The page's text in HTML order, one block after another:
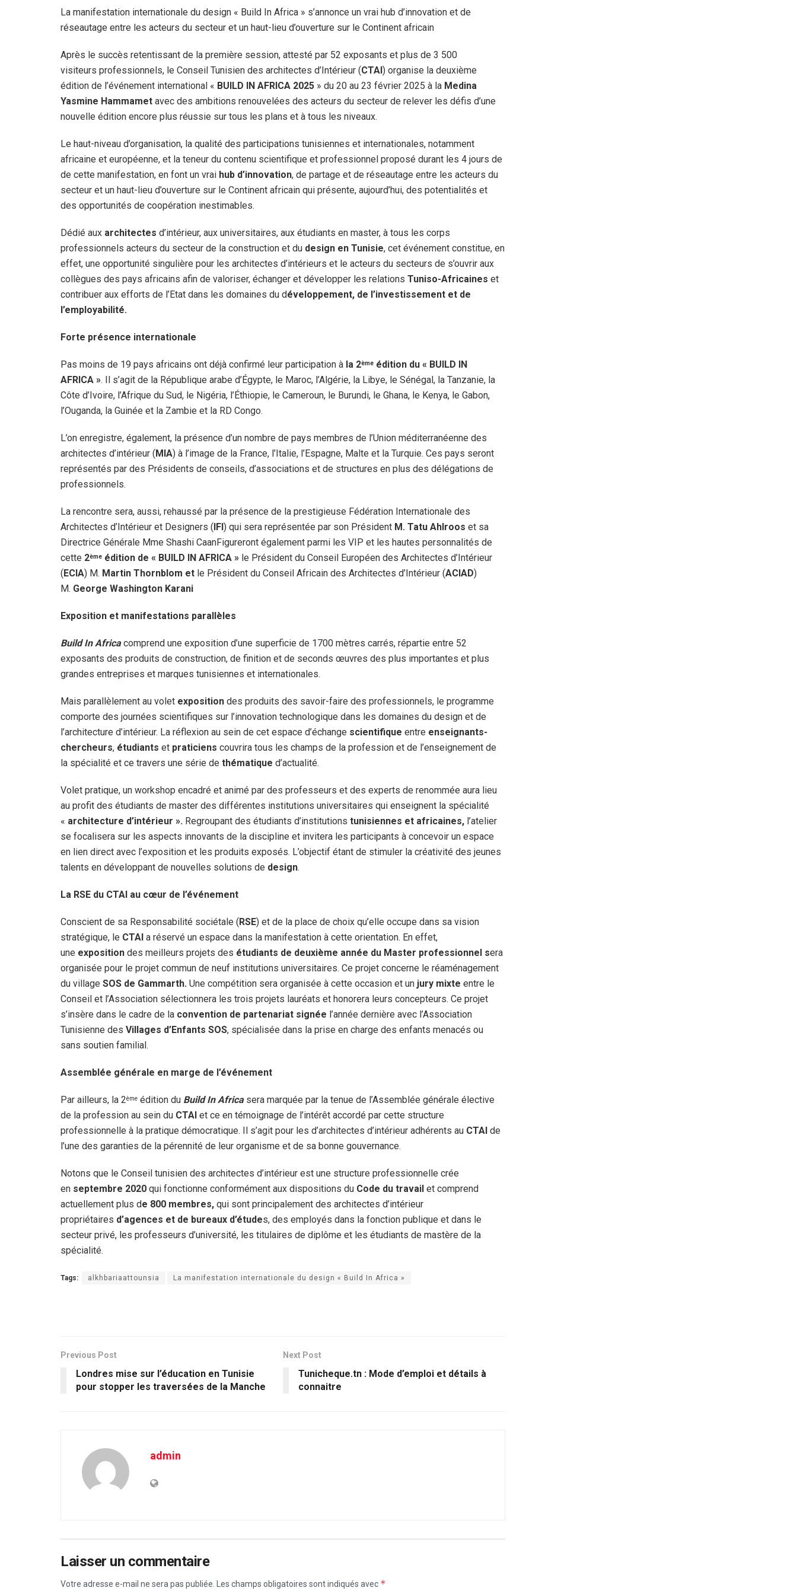
La manifestation internationale du design « Build In Africa » s’annonce un vrai hub d’innovation et de
réseautage entre les acteurs du secteur et un haut-lieu d’ouverture sur le Continent africain
Après le succès retentissant de la première session, attesté par 52 exposants et plus de 3 500
visiteurs professionnels, le Conseil Tunisien des architectes d’Intérieur (CTAI) organise la deuxième
édition de l’événement international « BUILD IN AFRICA 2025 » du 20 au 23 février 2025 à la Medina
Yasmine Hammamet avec des ambitions renouvelées des acteurs du secteur de relever les défis d’une
nouvelle édition encore plus réussie sur tous les plans et à tous les niveaux.
Le haut-niveau d’organisation, la qualité des participations tunisiennes et internationales, notamment
africaine et européenne, et la teneur du contenu scientifique et professionnel proposé durant les 4 jours de
de cette manifestation, en font un vrai hub d’innovation, de partage et de réseautage entre les acteurs du
secteur et un haut-lieu d’ouverture sur le Continent africain qui présente, aujourd’hui, des potentialités et
des opportunités de coopération inestimables.
Dédié aux architectes d’intérieur, aux universitaires, aux étudiants en master, à tous les corps
professionnels acteurs du secteur de la construction et du design en Tunisie, cet événement constitue, en
effet, une opportunité singulière pour les architectes d’intérieurs et le acteurs du secteurs de s’ouvrir aux
collègues des pays africains afin de valoriser, échanger et développer les relations Tuniso-Africaines et
contribuer aux efforts de l’Etat dans les domaines du développement, de l’investissement et de
l’employabilité.
Forte présence internationale
Pas moins de 19 pays africains ont déjà confirmé leur participation à la 2ème édition du « BUILD IN
AFRICA ». Il s’agit de la République arabe d’Égypte, le Maroc, l’Algérie, la Libye, le Sénégal, la Tanzanie, la
Côte d’Ivoire, l’Afrique du Sud, le Nigéria, l’Éthiopie, le Cameroun, le Burundi, le Ghana, le Kenya, le Gabon,
l’Ouganda, la Guinée et la Zambie et la RD Congo.
L’on enregistre, également, la présence d’un nombre de pays membres de l’Union méditerranéenne des
architectes d’intérieur (MIA) à l’image de la France, l’Italie, l’Espagne, Malte et la Turquie. Ces pays seront
représentés par des Présidents de conseils, d’associations et de structures en plus des délégations de
professionnels.
La rencontre sera, aussi, rehaussé par la présence de la prestigieuse Fédération Internationale des
Architectes d’Intérieur et Designers (IFI) qui sera représentée par son Président M. Tatu Ahlroos et sa
Directrice Générale Mme Shashi CaanFigureront également parmi les VIP et les hautes personnalités de
cette 2ème édition de « BUILD IN AFRICA » le Président du Conseil Européen des Architectes d’Intérieur
(ECIA) M. Martin Thornblom et le Président du Conseil Africain des Architectes d’Intérieur (ACIAD)
M. George Washington Karani
Exposition et manifestations parallèles
Build In Africacomprend une exposition d’une superficie de 1700 mètres carrés, répartie entre 52
exposants des produits de construction, de finition et de seconds œuvres des plus importantes et plus
grandes entreprises et marques tunisiennes et internationales.
Mais parallèlement au volet exposition des produits des savoir-faire des professionnels, le programme
comporte des journées scientifiques sur l’innovation technologique dans les domaines du design et de
l’architecture d’intérieur. La réflexion au sein de cet espace d’échange scientifique entre enseignants-
chercheurs, étudiants et praticiens couvrira tous les champs de la profession et de l’enseignement de
la spécialité et ce travers une série de thématique d’actualité.
Volet pratique, un workshop encadré et animé par des professeurs et des experts de renommée aura lieu
au profit des étudiants de master des différentes institutions universitaires qui enseignent la spécialité
« architecture d’intérieur ». Regroupant des étudiants d’institutions tunisiennes et africaines, l’atelier
se focalisera sur les aspects innovants de la discipline et invitera les participants à concevoir un espace
en lien direct avec l’exposition et les produits exposés. L’objectif étant de stimuler la créativité des jeunes
talents en développant de nouvelles solutions de design.
La RSE du CTAI au cœur de l’événement
Conscient de sa Responsabilité sociétale (RSE) et de la place de choix qu’elle occupe dans sa vision
stratégique, le CTAI a réservé un espace dans la manifestation à cette orientation. En effet,
une exposition des meilleurs projets des étudiants de deuxième année du Master professionnel sera
organisée pour le projet commun de neuf institutions universitaires. Ce projet concerne le réaménagement
du village SOS de Gammarth. Une compétition sera organisée à cette occasion et un jury mixte entre le
Conseil et l’Association sélectionnera les trois projets lauréats et honorera leurs concepteurs. Ce projet
s’insère dans le cadre de la convention de partenariat signée l’année dernière avec l’Association
Tunisienne des Villages d’Enfants SOS, spécialisée dans la prise en charge des enfants menacés ou
sans soutien familial.
Assemblée générale en marge de l’événement
Par ailleurs, la 2ème édition du Build In Africa sera marquée par la tenue de l’Assemblée générale élective
de la profession au sein du CTAI et ce en témoignage de l’intérêt accordé par cette structure
professionnelle à la pratique démocratique. Il s’agit pour les d’architectes d’intérieur adhérents au CTAI de
l’une des garanties de la pérennité de leur organisme et de sa bonne gouvernance.
Notons que le Conseil tunisien des architectes d’intérieur est une structure professionnelle crée
en septembre 2020 qui fonctionne conformément aux dispositions du Code du travail et comprend
actuellement plus de 800 membres, qui sont principalement des architectes d’intérieur
propriétaires d’agences et de bureaux d’études, des employés dans la fonction publique et dans le
secteur privé, les professeurs d’université, les titulaires de diplôme et les étudiants de mastère de la
spécialité.
Tags: alkhbariaattounsia La manifestation internationale du design « Build In Africa »
Previous Post
Londres mise sur l’éducation en Tunisie
pour stopper les traversées de la Manche
Next Post
Tunicheque.tn : Mode d’emploi et détails à
connaitre
admin
Laisser un commentaire
Votre adresse e-mail ne sera pas publiée. Les champs obligatoires sont indiqués avec *